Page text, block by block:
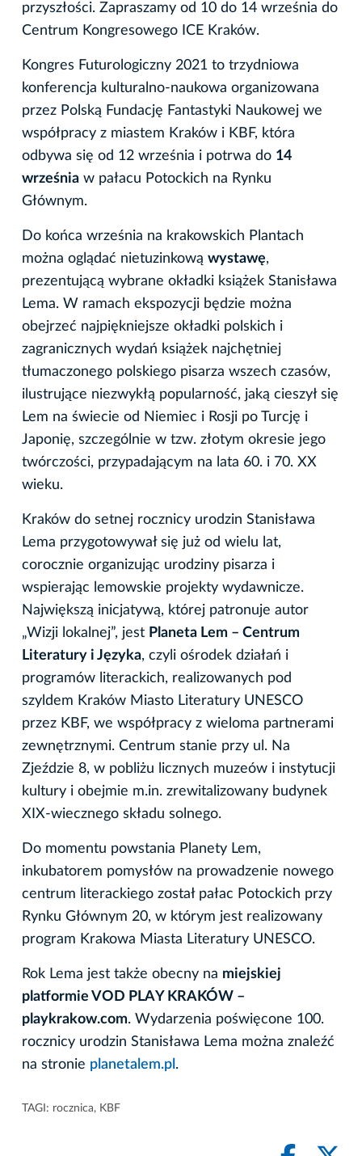
przyszłości. Zapraszamy od 10 do 14 września do
Centrum Kongresowego ICE Kraków.
Kongres Futurologiczny 2021 to trzydniowa
konferencja kulturalno-naukowa organizowana
przez Polską Fundację Fantastyki Naukowej we
współpracy z miastem Kraków i KBF, która
odbywa się od 12 września i potrwa do 14
września w pałacu Potockich na Rynku
Głównym.
Do końca września na krakowskich Plantach
można oglądać nietuzinkową wystawę,
prezentującą wybrane okładki książek Stanisława
Lema. W ramach ekspozycji będzie można
obejrzeć najpiękniejsze okładki polskich i
zagranicznych wydań książek najchętniej
tłumaczonego polskiego pisarza wszech czasów,
ilustrujące niezwykłą popularność, jaką cieszył się
Lem na świecie od Niemiec i Rosji po Turcję i
Japonię, szczególnie w tzw. złotym okresie jego
twórczości, przypadającym na lata 60. i 70. XX
wieku.
Kraków do setnej rocznicy urodzin Stanisława
Lema przygotowywał się już od wielu lat,
corocznie organizując urodziny pisarza i
wspierając lemowskie projekty wydawnicze.
Największą inicjatywą, której patronuje autor
„Wizji lokalnej”, jest Planeta Lem – Centrum
Literatury i Języka, czyli ośrodek działań i
programów literackich, realizowanych pod
szyldem Kraków Miasto Literatury UNESCO
przez KBF, we współpracy z wieloma partnerami
zewnętrznymi. Centrum stanie przy ul. Na
Zjeździe 8, w pobliżu licznych muzeów i instytucji
kultury i obejmie m.in. zrewitalizowany budynek
XIX-wiecznego składu solnego.
Do momentu powstania Planety Lem,
inkubatorem pomysłów na prowadzenie nowego
centrum literackiego został pałac Potockich przy
Rynku Głównym 20, w którym jest realizowany
program Krakowa Miasta Literatury UNESCO.
Rok Lema jest także obecny na miejskiej
platformie VOD PLAY KRAKÓW –
playkrakow.com. Wydarzenia poświęcone 100.
rocznicy urodzin Stanisława Lema można znaleźć
na stronie planetalem.pl .
TAGI: rocznica, KBF